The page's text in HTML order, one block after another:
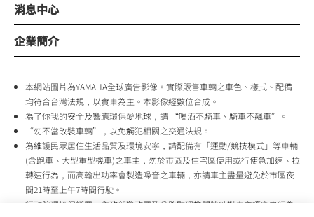
消息中心
企業簡介
本網站圖片為YAMAHA全球廣告影像。實際販售車輛之車色、樣式、配備
均符合台灣法規，以實車為主。本影像經數位合成。
為了你我的安全及響應環保愛地球，請 “喝酒不騎車、騎車不飆車”。
“勿不當改裝車輛”，以免觸犯相關之交通法規。
為維護民眾居住生活品質及環境安寧，請配備有「運動/競技模式」等車輛
(含跑車、大型重型機車)之車主，勿於市區及住宅區使用或行使急加速、拉
轉速行為，而高輸出功率會製造噪音之車輛，亦請車主盡量避免於市區夜
間21時至上午7時間行駛。
行政院環境保護署、內政部警政署及公路監理機關將針對車主擾寧之行為